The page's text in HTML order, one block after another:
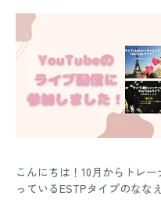
こんにちは！10月からトレ
っているESTPタイプのなな